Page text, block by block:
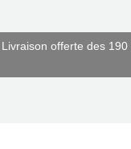
Livraison offerte des